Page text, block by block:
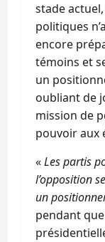
stade
politiques
encore
témoins et
un
oubliant de
mission de
pouvoir aux
«Les partis
l’opposition
un
pendant